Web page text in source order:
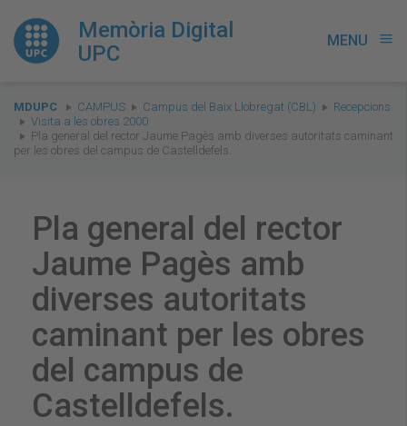
Memòria Digital
UPC
MENU menu
You
are
here:
MDUPC CAMPUS Campus del Baix Llobregat (CBL)
Recepcions
Visita a les obres 2000
Pla general del rector Jaume Pagès amb diverses autoritats caminant
per les obres del campus de Castelldefels.
Pla general del rector
Jaume Pagès amb
diverses autoritats
caminant per les obres
del campus de
Castelldefels.